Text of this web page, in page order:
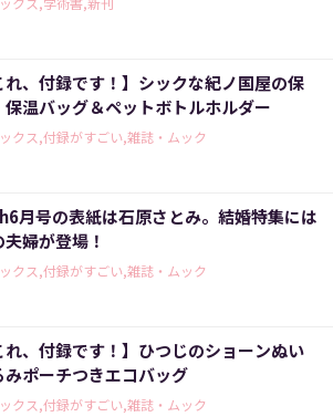
れ、付録です！】シックな紀ノ国屋の保
保温バッグ＆ペットボトルホルダー
クス,付録がすごい,雑誌・ムック
月号の表紙は石原さとみ。結婚特集には
夫婦が登場！
クス,付録がすごい,雑誌・ムック
れ、付録です！】ひつじのショーンぬい
みポーチつきエコバッグ
クス,付録がすごい,雑誌・ムック